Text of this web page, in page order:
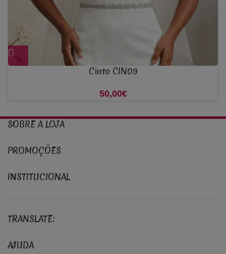
Cinto CIN09
50,00€
SOBRE A LOJA
PROMOÇÕES
INSTITUCIONAL
TRANSLATE:
AJUDA